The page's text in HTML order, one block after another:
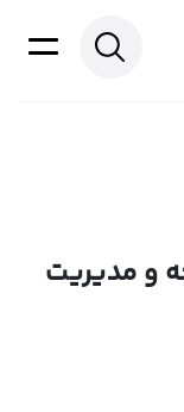
و مدیریت